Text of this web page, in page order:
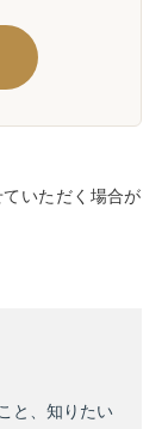
いただく場合が